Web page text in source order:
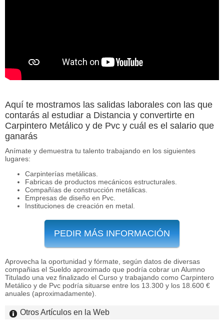
Aquí te mostramos las salidas laborales con las que
contarás al estudiar a Distancia y convertirte en
Carpintero Metálico y de Pvc y cuál es el salario que
ganarás
Anímate y demuestra tu talento trabajando en los siguientes
lugares:
Carpinterías metálicas.
Fabricas de productos mecánicos estructurales.
Compañías de construcción metálicas.
Empresas de diseño en Pvc.
Instituciones de creación en metal.
PEDIR MÁS INFORMACIÓN
Aprovecha la oportunidad y fórmate, según datos de diversas
compañias el Sueldo aproximado que podría cobrar un Alumno
Titulado una vez finalizado el Curso y trabajando como Carpintero
Metálico y de Pvc podría situarse entre los 13.300 y los 18.600 €
anuales (aproximadamente).
Otros Artículos en la Web